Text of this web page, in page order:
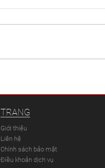
TRANG
Giới thiệu
Liên hệ
Chính sách bảo mật
Điều khoản dịch vụ